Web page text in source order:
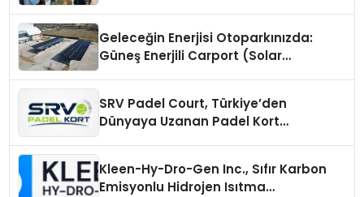
Geleceğin Enerjisi Otoparkınızda:
Güneş Enerjili Carport (Solar
SRV Padel Court, Türkiye’den
Dünyaya Uzanan Padel Kort
Kleen-Hy-Dro-Gen Inc., Sıfır Karbon
Emisyonlu Hidrojen Isıtma